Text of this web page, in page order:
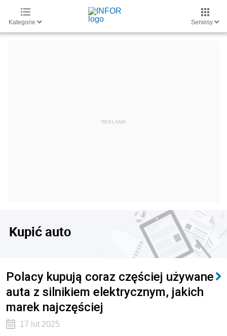
Kategorie Serwisy
Kupić auto
Polacy kupują coraz częściej używane
auta z silnikiem elektrycznym, jakich
marek najczęściej
17 lut 2025